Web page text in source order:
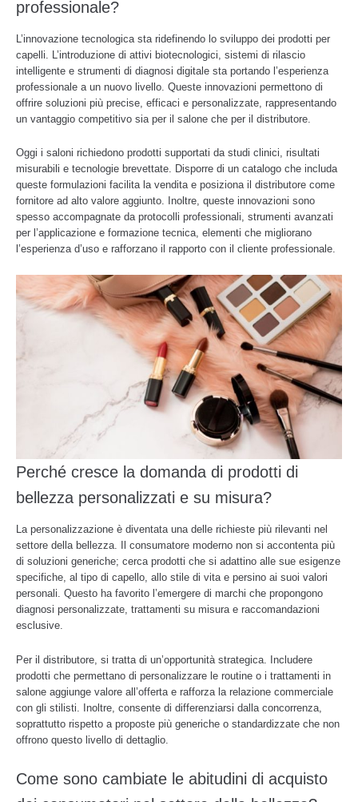
professionale?
L’innovazione tecnologica sta ridefinendo lo sviluppo dei prodotti per
capelli. L’introduzione di attivi biotecnologici, sistemi di rilascio
intelligente e strumenti di diagnosi digitale sta portando l’esperienza
professionale a un nuovo livello. Queste innovazioni permettono di
offrire soluzioni più precise, efficaci e personalizzate, rappresentando
un vantaggio competitivo sia per il salone che per il distributore.
Oggi i saloni richiedono prodotti supportati da studi clinici, risultati
misurabili e tecnologie brevettate. Disporre di un catalogo che includa
queste formulazioni facilita la vendita e posiziona il distributore come
fornitore ad alto valore aggiunto. Inoltre, queste innovazioni sono
spesso accompagnate da protocolli professionali, strumenti avanzati
per l’applicazione e formazione tecnica, elementi che migliorano
l’esperienza d’uso e rafforzano il rapporto con il cliente professionale.
Perché cresce la domanda di prodotti di
bellezza personalizzati e su misura?
La personalizzazione è diventata una delle richieste più rilevanti nel
settore della bellezza. Il consumatore moderno non si accontenta più
di soluzioni generiche; cerca prodotti che si adattino alle sue esigenze
specifiche, al tipo di capello, allo stile di vita e persino ai suoi valori
personali. Questo ha favorito l’emergere di marchi che propongono
diagnosi personalizzate, trattamenti su misura e raccomandazioni
esclusive.
Per il distributore, si tratta di un’opportunità strategica. Includere
prodotti che permettano di personalizzare le routine o i trattamenti in
salone aggiunge valore all’offerta e rafforza la relazione commerciale
con gli stilisti. Inoltre, consente di differenziarsi dalla concorrenza,
soprattutto rispetto a proposte più generiche o standardizzate che non
offrono questo livello di dettaglio.
Come sono cambiate le abitudini di acquisto